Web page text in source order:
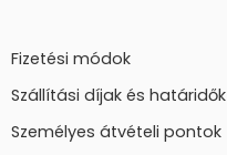
Fizetési módok
Szállítási díjak és határidők
Személyes átvételi pontok